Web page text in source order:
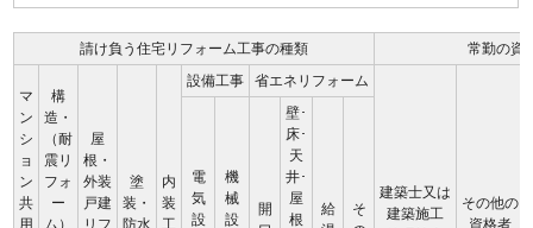
請け負う住宅リフォーム工事の種類 常勤の資
マ
ン
シ
ョ
ン
共
用
構
造・
（耐
震リ
フォ
ー
ム）
屋
根・
外装
戸建
リフ
塗
装・
防水
内
装
工
設備工事 省エネリフォーム
建築士又は
建築施工
その他の
資格者
電
気
設
機
械
設
開
壁･
床･
天
井･
屋
根
給
そ